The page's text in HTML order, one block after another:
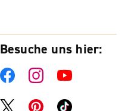
Besuche uns hier: